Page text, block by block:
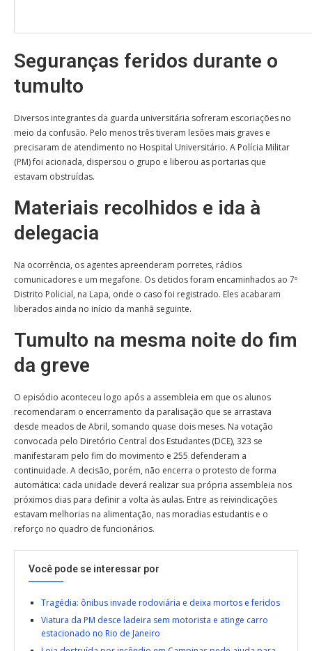
Seguranças feridos durante o
tumulto
Diversos integrantes da guarda universitária sofreram escoriações no
meio da confusão. Pelo menos três tiveram lesões mais graves e
precisaram de atendimento no Hospital Universitário. A Polícia Militar
(PM) foi acionada, dispersou o grupo e liberou as portarias que
estavam obstruídas.
Materiais recolhidos e ida à
delegacia
Na ocorrência, os agentes apreenderam porretes, rádios
comunicadores e um megafone. Os detidos foram encaminhados ao 7º
Distrito Policial, na Lapa, onde o caso foi registrado. Eles acabaram
liberados ainda no início da manhã seguinte.
Tumulto na mesma noite do fim
da greve
O episódio aconteceu logo após a assembleia em que os alunos
recomendaram o encerramento da paralisação que se arrastava
desde meados de Abril, somando quase dois meses. Na votação
convocada pelo Diretório Central dos Estudantes (DCE), 323 se
manifestaram pelo fim do movimento e 255 defenderam a
continuidade. A decisão, porém, não encerra o protesto de forma
automática: cada unidade deverá realizar sua própria assembleia nos
próximos dias para definir a volta às aulas. Entre as reivindicações
estavam melhorias na alimentação, nas moradias estudantis e o
reforço no quadro de funcionários.
Você pode se interessar por
Tragédia: ônibus invade rodoviária e deixa mortos e feridos
Viatura da PM desce ladeira sem motorista e atinge carro
estacionado no Rio de Janeiro